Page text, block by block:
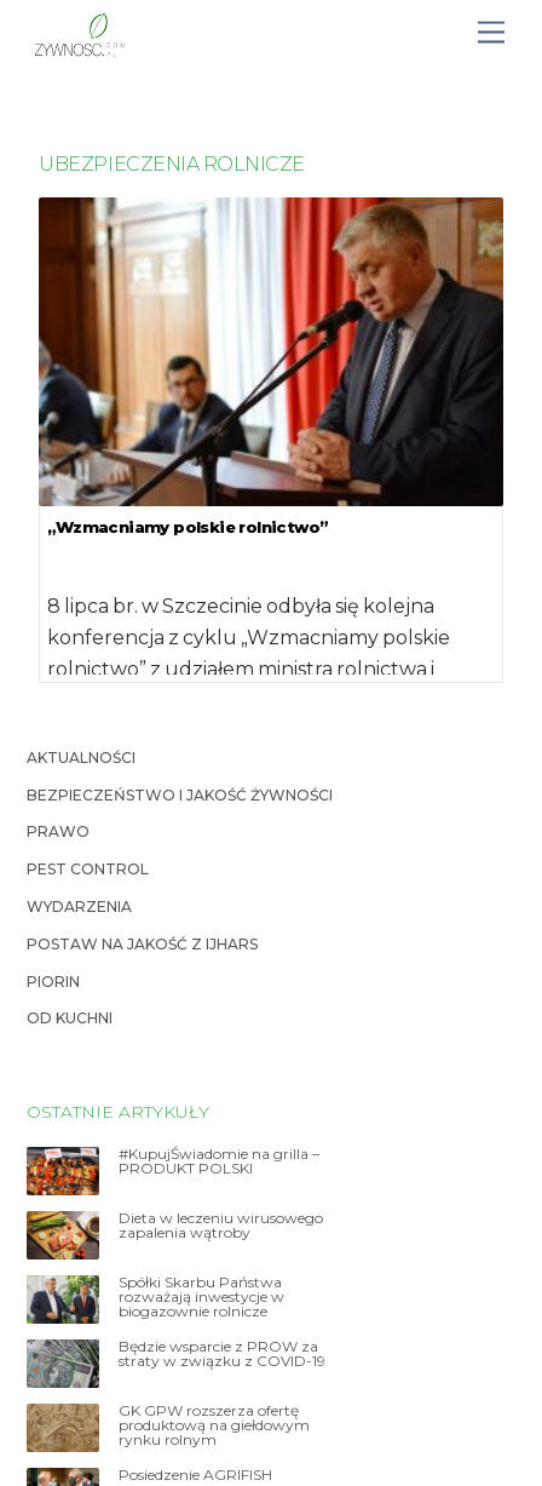
UBEZPIECZENIA ROLNICZE
„Wzmacniamy polskie rolnictwo”
8 lipca br. w Szczecinie odbyła się kolejna
konferencja z cyklu „Wzmacniamy polskie
rolnictwo” z udziałem ministra rolnictwa i
AKTUALNOŚCI
BEZPIECZEŃSTWO I JAKOŚĆ ŻYWNOŚCI
PRAWO
PEST CONTROL
WYDARZENIA
POSTAW NA JAKOŚĆ Z IJHARS
PIORIN
OD KUCHNI
OSTATNIE ARTYKUŁY
#KupujŚwiadomie na grilla –
PRODUKT POLSKI
Dieta w leczeniu wirusowego
zapalenia wątroby
Spółki Skarbu Państwa
rozważają inwestycje w
biogazownie rolnicze
Będzie wsparcie z PROW za
straty w związku z COVID-19
GK GPW rozszerza ofertę
produktową na giełdowym
rynku rolnym
Posiedzenie AGRIFISH